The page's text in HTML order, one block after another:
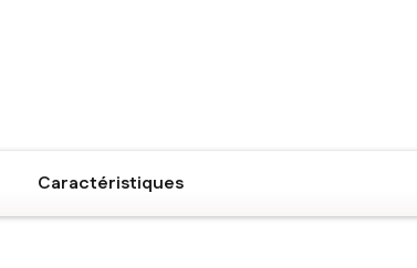
Caractéristiques